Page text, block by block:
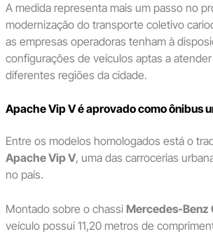
A medida representa mais um passo no
modernização do transporte coletivo
as empresas operadoras tenham à
configurações de veículos aptas a
diferentes regiões da cidade.
Apache Vip V é aprovado como ônibus
Entre os modelos homologados está o
Apache Vip V, uma das carrocerias
no país.
Montado sobre o chassi Mercedes-Benz
veículo possui 11,20 metros de